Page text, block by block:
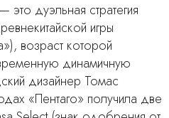
дуэльная стратегия
игры
возраст которой
динамичную
дизайнер Томас
«Пентаго» получила две